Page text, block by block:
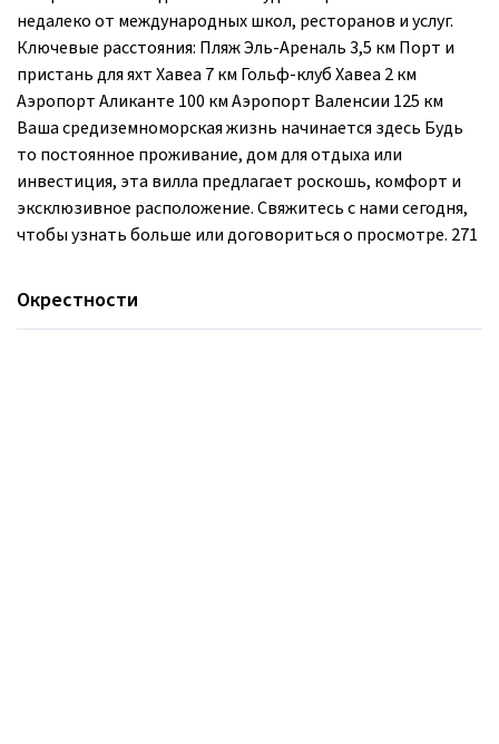
недалеко от международных школ, ресторанов и услуг.
Ключевые расстояния: Пляж Эль-Ареналь 3,5 км Порт и
пристань для яхт Хавеа 7 км Гольф-клуб Хавеа 2 км
Аэропорт Аликанте 100 км Аэропорт Валенсии 125 км
Ваша средиземноморская жизнь начинается здесь Будь
то постоянное проживание, дом для отдыха или
инвестиция, эта вилла предлагает роскошь, комфорт и
эксклюзивное расположение. Свяжитесь с нами сегодня,
чтобы узнать больше или договориться о просмотре. 271
Окрестности